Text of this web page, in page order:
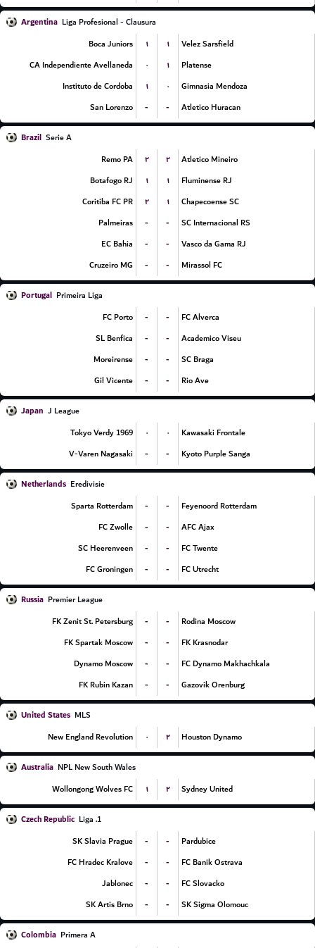
Argentina Liga Profesional - Clausura
Boca Juniors
۱ ۱
Velez Sarsfield
CA Independiente Avellaneda
۰ ۱
Platense
Instituto de Cordoba
۱ ۰
Gimnasia Mendoza
San Lorenzo
- - Atletico Huracan
Brazil Serie A
Remo PA
۲ ۲
Atletico Mineiro
Botafogo RJ
۱ ۱
Fluminense RJ
Coritiba FC PR
۲ ۱
Chapecoense SC
Palmeiras
- -
SC Internacional RS
EC Bahia
- -
Vasco da Gama RJ
Cruzeiro MG
- - Mirassol FC
Portugal Primeira Liga
FC Porto
- -
FC Alverca
SL Benfica
- -
Academico Viseu
Moreirense
- -
SC Braga
Gil Vicente
- - Rio Ave
Japan J League
Tokyo Verdy 1969
۰ ۰
Kawasaki Frontale
V-Varen Nagasaki
- - Kyoto Purple Sanga
Netherlands Eredivisie
Sparta Rotterdam
- -
Feyenoord Rotterdam
FC Zwolle
- -
AFC Ajax
SC Heerenveen
- -
FC Twente
FC Groningen
- - FC Utrecht
Russia Premier League
FK Zenit St. Petersburg
- -
Rodina Moscow
FK Spartak Moscow
- -
FK Krasnodar
Dynamo Moscow
- -
FC Dynamo Makhachkala
FK Rubin Kazan
- - Gazovik Orenburg
United States MLS
New England Revolution
۰ ۲ Houston Dynamo
Australia NPL New South Wales
Wollongong Wolves FC
۱ ۲ Sydney United
Czech Republic
1. Liga
SK Slavia Prague
- -
Pardubice
FC Hradec Kralove
- -
FC Banik Ostrava
Jablonec
- -
FC Slovacko
SK Artis Brno
- - SK Sigma Olomouc
Colombia Primera A